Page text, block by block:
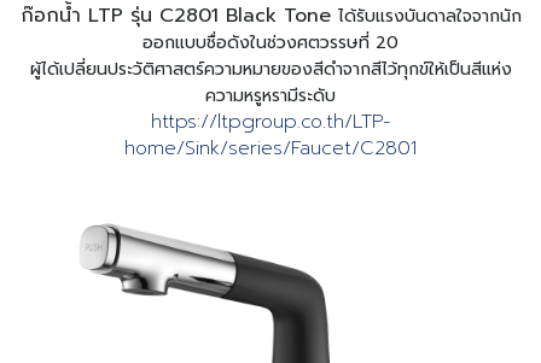
ก๊อกน้ำ LTP รุ่น C2801 Black Tone ได้รับแรงบันดาลใจจากนัก
ออกแบบชื่อดังในช่วงศตวรรษที่ 20
ผู้ได้เปลี่ยนประวัติศาสตร์ความหมายของสีดําจากสีไว้ทุกข์ให้เป็นสีแห่ง
ความหรูหรามีระดับ
https://ltpgroup.co.th/LTP-
home/Sink/series/Faucet/C2801